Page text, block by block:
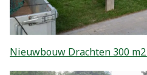
Nieuwbouw Drachten 300